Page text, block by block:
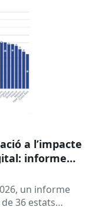
a l’impacte
informe
un informe
36 estats